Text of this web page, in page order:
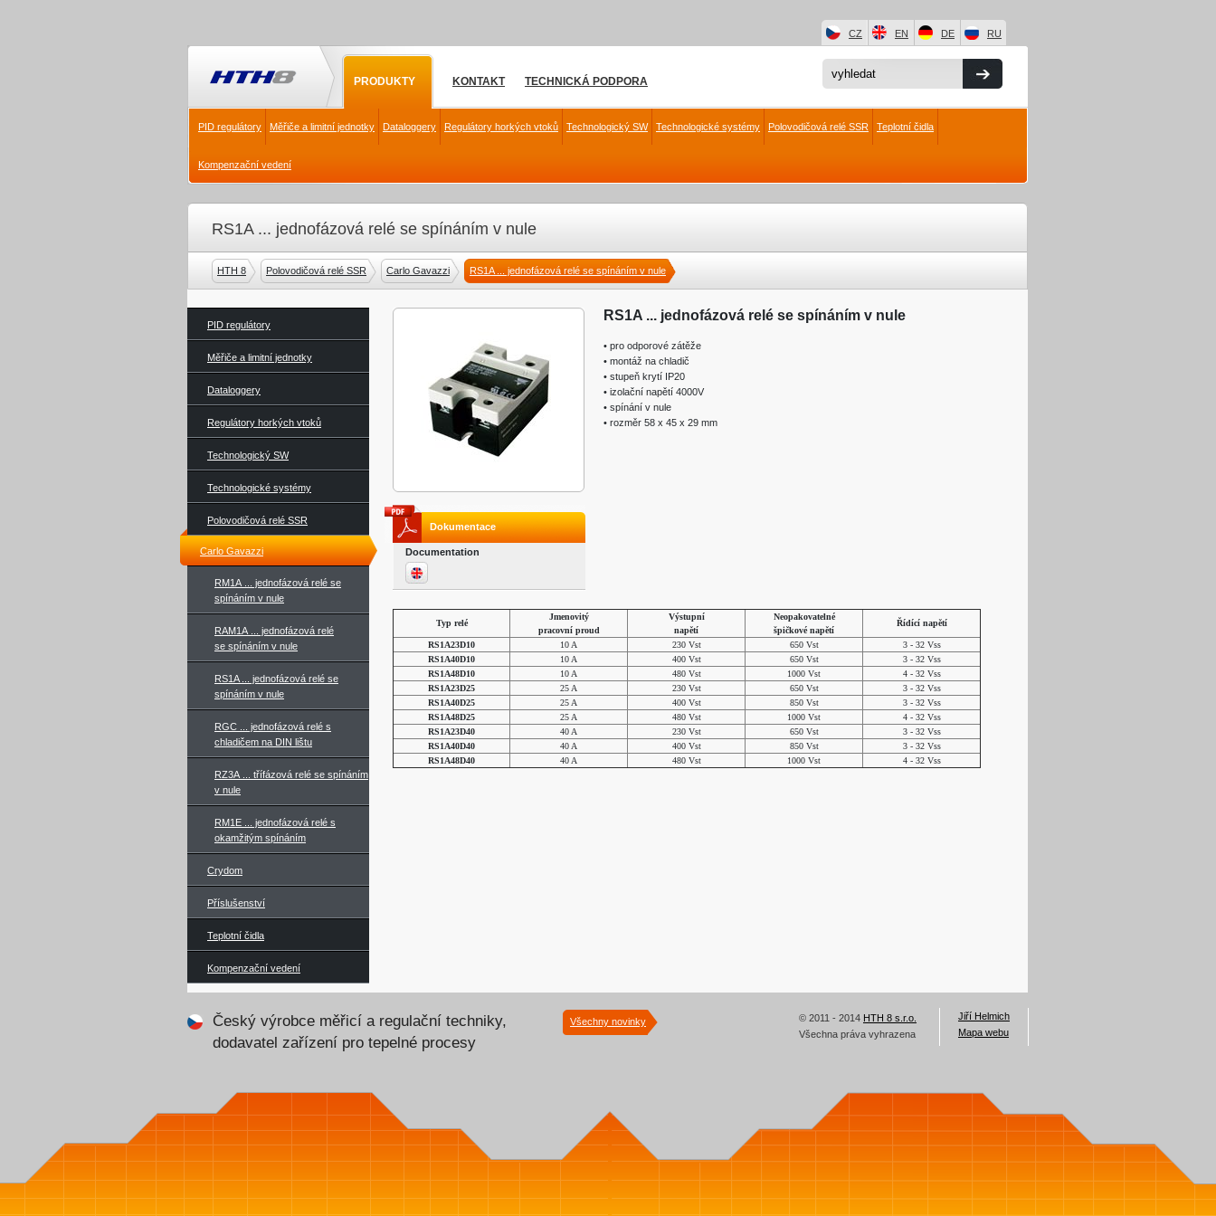
PRODUKTY KONTAKT TECHNICKÁ PODPORA
PID regulátory Měřiče a limitní jednotky Dataloggery Regulátory horkých vtoků Technologický SW Technologické systémy Polovodičová relé SSR Teplotní čidla
Kompenzační vedení
CZ EN DE RU
RS1A ... jednofázová relé se spínáním v nule
HTH 8 Polovodičová relé SSR Carlo Gavazzi RS1A ... jednofázová relé se spínáním v nule
PID regulátory
Měřiče a limitní jednotky
Dataloggery
Regulátory horkých vtoků
Technologický SW
Technologické systémy
Polovodičová relé SSR
Carlo Gavazzi
RM1A ... jednofázová relé se
spínáním v nule
RAM1A ... jednofázová relé
se spínáním v nule
RS1A ... jednofázová relé se
spínáním v nule
RGC ... jednofázová relé s
chladičem na DIN lištu
RZ3A ... třífázová relé se spínáním
v nule
RM1E ... jednofázová relé s
okamžitým spínáním
Crydom
Příslušenství
Teplotní čidla
Kompenzační vedení
Dokumentace
Documentation
RS1A ... jednofázová relé se spínáním v nule
• pro odporové zátěže
• montáž na chladič
• stupeň krytí IP20
• izolační napětí 4000V
• spínání v nule
• rozměr 58 x 45 x 29 mm
Typ relé
Jmenovitý
pracovní proud
Výstupní
napětí
Neopakovatelné
špičkové napětí
Řídící napětí
RS1A23D10 10 A 230 Vst 650 Vst
3 - 32 Vss
RS1A40D10
10 A 400 Vst 650 Vst
3 - 32 Vss
RS1A48D10
10 A 480 Vst 1000 Vst
4 - 32 Vss
RS1A23D25
25 A 230 Vst 650 Vst
3 - 32 Vss
RS1A40D25
25 A 400 Vst 850 Vst
3 - 32 Vss
RS1A48D25
25 A 480 Vst 1000 Vst
4 - 32 Vss
RS1A23D40
40 A 230 Vst 650 Vst
3 - 32 Vss
RS1A40D40
40 A 400 Vst 850 Vst
3 - 32 Vss
RS1A48D40
40 A 480 Vst 1000 Vst 4 - 32 Vss
Český výrobce měřicí a regulační techniky,
dodavatel zařízení pro tepelné procesy
Všechny novinky
Jiří Helmich
Mapa webu
© 2011 - 2014 HTH 8 s.r.o.
Všechna práva vyhrazena